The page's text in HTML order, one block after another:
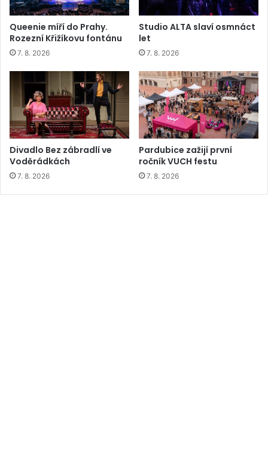
Queenie míří do Prahy.
Rozezní Křižíkovu fontánu
7. 8. 2026
Studio ALTA slaví osmnáct
let
7. 8. 2026
Divadlo Bez zábradlí ve
Voděrádkách
7. 8. 2026
Pardubice zažijí první
ročník VUCH festu
7. 8. 2026